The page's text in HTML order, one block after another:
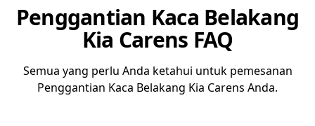
Penggantian Kaca Belakang
Kia Carens FAQ
Semua yang perlu Anda ketahui untuk pemesanan
Penggantian Kaca Belakang Kia Carens Anda.